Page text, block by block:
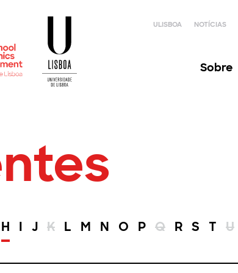
ULISBOA NOTÍCIAS
Sobre
H I J K L M N O P Q R S T U